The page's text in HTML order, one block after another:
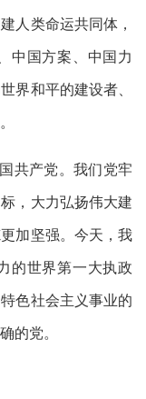
人类命运共同体，
中国方案、中国力
界和平的建设者、
共产党。我们党牢
，大力弘扬伟大建
加坚强。今天，我
的世界第一大执政
色社会主义事业的
的党。